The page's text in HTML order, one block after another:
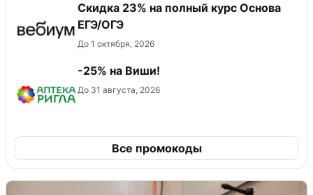
Скидка 23% на полный курс Основа
ЕГЭ/ОГЭ
До 1 октября, 2026
-25% на Виши!
До 31 августа, 2026
Все промокоды